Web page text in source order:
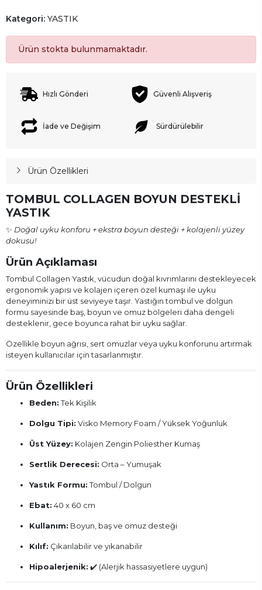
Kategori: YASTIK
Ürün stokta bulunmamaktadır.
Hızlı Gönderi Güvenli Alışveriş
İade ve Değişim Sürdürülebilir
Ürün Özellikleri
TOMBUL COLLAGEN BOYUN DESTEKLİ
YASTIK
✨ Doğal uyku konforu + ekstra boyun desteği + kolajenli yüzey
dokusu!
Ürün Açıklaması
Tombul Collagen Yastık, vücudun doğal kıvrımlarını destekleyecek
ergonomik yapısı ve kolajen içeren özel kumaşı ile uyku
deneyiminizi bir üst seviyeye taşır. Yastığın tombul ve dolgun
formu sayesinde baş, boyun ve omuz bölgeleri daha dengeli
desteklenir, gece boyunca rahat bir uyku sağlar.
Özellikle boyun ağrısı, sert omuzlar veya uyku konforunu artırmak
isteyen kullanıcılar için tasarlanmıştır.
Ürün Özellikleri
Beden:Tek Kişilik
Dolgu Tipi: Visko Memory Foam / Yüksek Yoğunluk
Üst Yüzey: Kolajen Zengin Poliesther Kumaş
Sertlik Derecesi: Orta – Yumuşak
Yastık Formu:Tombul / Dolgun
Ebat: 40 x 60 cm
Kullanım: Boyun, baş ve omuz desteği
Kılıf: Çıkarılabilir ve yıkanabilir
Hipoalerjenik: ✔️ (Alerjik hassasiyetlere uygun)